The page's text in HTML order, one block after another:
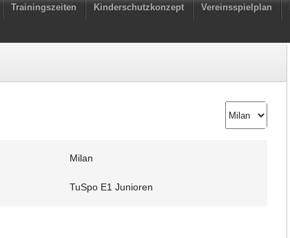
Trainingszeiten Kinderschutzkonzept Vereinsspielplan
Milan
TuSpo E1 Junioren